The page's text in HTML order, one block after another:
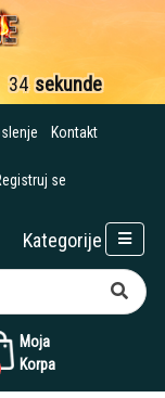
34 sekunde
Kontakt
se
Moja
Korpa
Kategorije